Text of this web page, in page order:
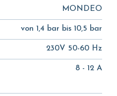
MONDEO
von 1,4 bar bis 10,5 bar
230V 50-60 Hz
8 - 12 A